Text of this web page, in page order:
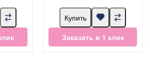
Купить
Заказать в 1 клик